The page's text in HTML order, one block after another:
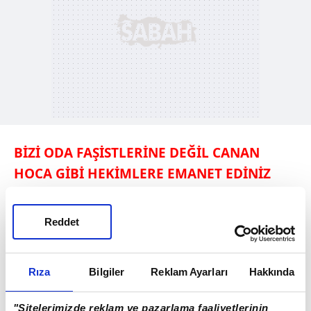
Rıza Bilgiler Reklam Ayarları Hakkında
"Sitelerimizde reklam ve pazarlama faaliyetlerinin
Reddet
BİZİ ODA FAŞİSTLERİNE DEĞİL CANAN
HOCA GİBİ HEKİMLERE EMANET EDİNİZ
Prof. Dr.Canan
yok. Tanımayanlar
ya da kafası karıştırılanlar
Prof. Dr.
AhmetRasim Küçükusta
Prof.